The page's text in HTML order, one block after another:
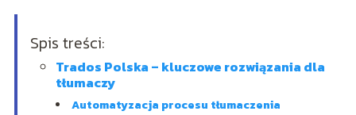
Spis treści:
Trados Polska – kluczowe rozwiązania dla
tłumaczy
Automatyzacja procesu tłumaczenia